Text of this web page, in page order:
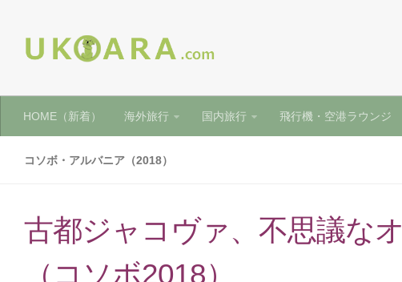
HOME（新着） 海外旅行 国内旅行 飛行機・空港ラウンジ
コソボ・アルバニア（2018）
古都ジャコヴァ、不思議な
（コソボ2018）